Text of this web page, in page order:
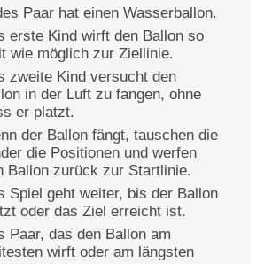
Paar hat einen Wasserballon.
erste Kind wirft den Ballon so
wie möglich zur Ziellinie.
zweite Kind versucht den
in der Luft zu fangen, ohne
er platzt.
der Ballon fängt, tauschen die
die Positionen und werfen
Ballon zurück zur Startlinie.
Spiel geht weiter, bis der Ballon
oder das Ziel erreicht ist.
Paar, das den Ballon am
wirft oder am längsten